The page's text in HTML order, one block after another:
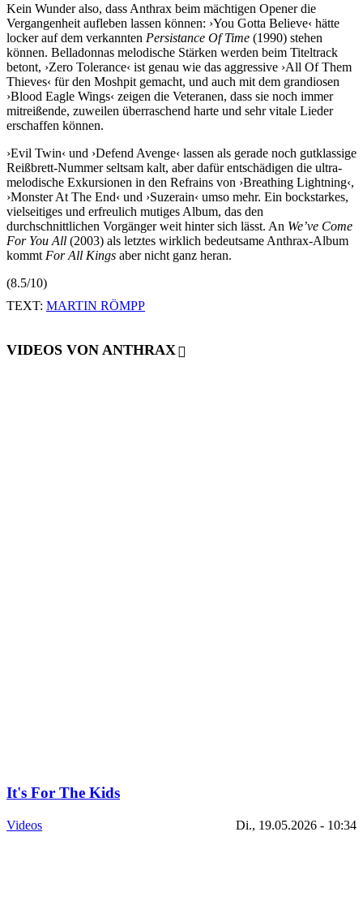
Kein Wunder also, dass Anthrax beim mächtigen Opener die
Vergangenheit aufleben lassen können: ›You Gotta Believe‹ hätte
locker auf dem verkannten Persistance Of Time (1990) stehen
können. Belladonnas melodische Stärken werden beim Titeltrack
betont, ›Zero Tolerance‹ ist genau wie das aggressive ›All Of Them
Thieves‹ für den Moshpit gemacht, und auch mit dem grandiosen
›Blood Eagle Wings‹ zeigen die Veteranen, dass sie noch immer
mitreißende, zuweilen überraschend harte und sehr vitale Lieder
erschaffen können.
›Evil Twin‹ und ›Defend Avenge‹ lassen als gerade noch gutklassige
Reißbrett-Nummer seltsam kalt, aber dafür entschädigen die ultra-
melodische Exkursionen in den Refrains von ›Breathing Lightning‹,
›Monster At The End‹ und ›Suzerain‹ umso mehr. Ein bockstarkes,
vielseitiges und erfreulich mutiges Album, das den
durchschnittlichen Vorgänger weit hinter sich lässt. An We’ve Come
For You All (2003) als letztes wirklich bedeutsame Anthrax-Album
kommt For All Kings aber nicht ganz heran.
(8.5/10)
TEXT: MARTIN RÖMPP
VIDEOS VON ANTHRAX
It's For The Kids
Videos Di., 19.05.2026 - 10:34